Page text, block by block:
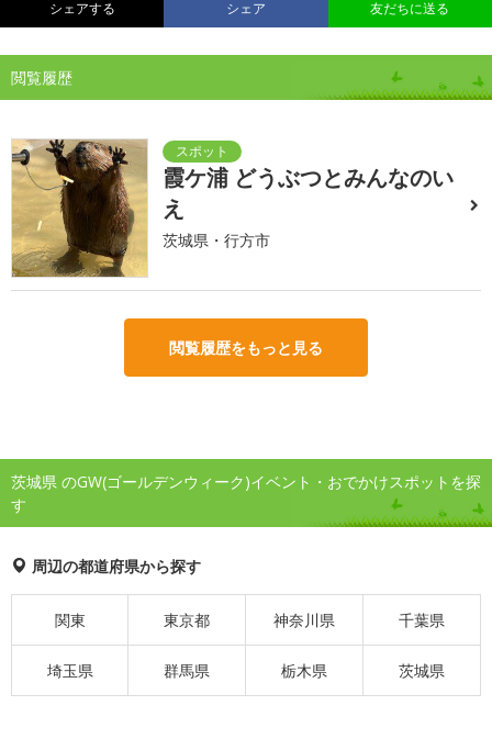
シェアする シェア 友だちに送る
閲覧履歴
霞ケ浦 どうぶつとみんなのい
え
茨城県・行方市
閲覧履歴をもっと見る
茨城県 のGW(ゴールデンウィーク)イベント・おでかけスポットを探
す
周辺の都道府県から探す
関東 東京都 神奈川県 千葉県
埼玉県 群馬県 栃木県 茨城県